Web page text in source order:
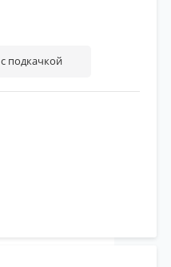
с подкачкой